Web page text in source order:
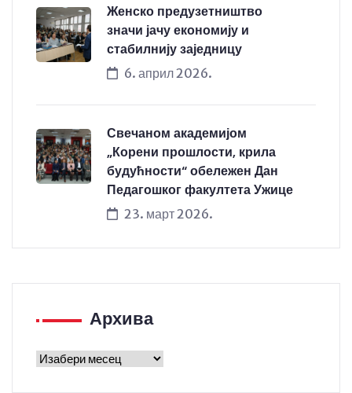
Женско предузетништво
значи јачу економију и
стабилнију заједницу
6. април 2026.
Свечаном академијом
„Корени прошлости, крила
будућности“ обележен Дан
Педагошког факултета Ужице
23. март 2026.
Архива